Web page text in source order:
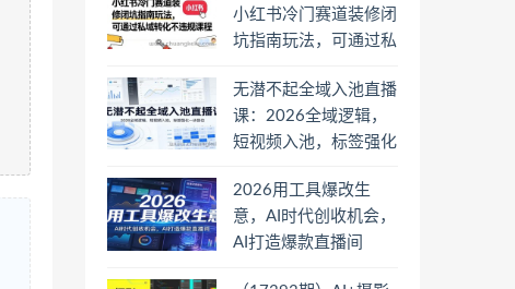
小红书冷门赛道装修闭
坑指南玩法，可通过私
无潜不起全域入池直播
课：2026全域逻辑，
短视频入池，标签强化
2026用工具爆改生
意，AI时代创收机会，
AI打造爆款直播间